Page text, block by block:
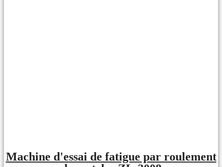
Machine d'essai de fatigue par roulement